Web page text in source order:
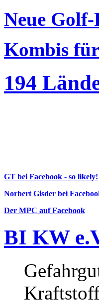
Neue
Kombis
194
GT bei Facebook - so likely!
Norbert Gisder bei
Der MPC auf Facebook
BI KW